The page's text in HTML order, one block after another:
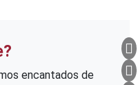
encantados de